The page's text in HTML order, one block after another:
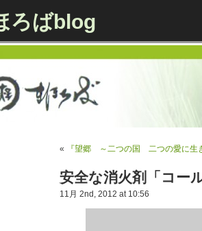
ろばblog
« 『望郷 ～二つの国 二つの愛に生
安全な消火剤「コー
11月 2nd, 2012 at 10:56